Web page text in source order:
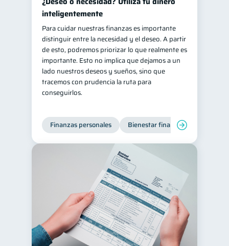
inteligentemente
Para cuidar nuestras finanzas es importante
distinguir entre la necesidad y el deseo. A partir
de esto, podremos priorizar lo que realmente es
importante. Esto no implica que dejamos a un
lado nuestros deseos y sueños, sino que
tracemos con prudencia la ruta para
conseguirlos.
Finanzas personales Bienestar financiero